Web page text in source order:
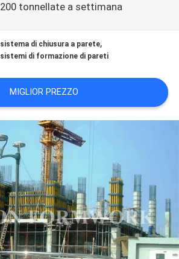
200 tonnellate a settimana
sistema di chiusura a parete,
sistemi di formazione di pareti
MIGLIOR PREZZO